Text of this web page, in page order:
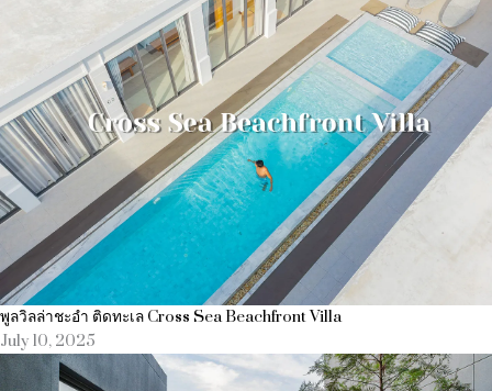
พูลวิลล่าชะอำ ติดทะเล Cross Sea Beachfront Villa
July 10, 2025